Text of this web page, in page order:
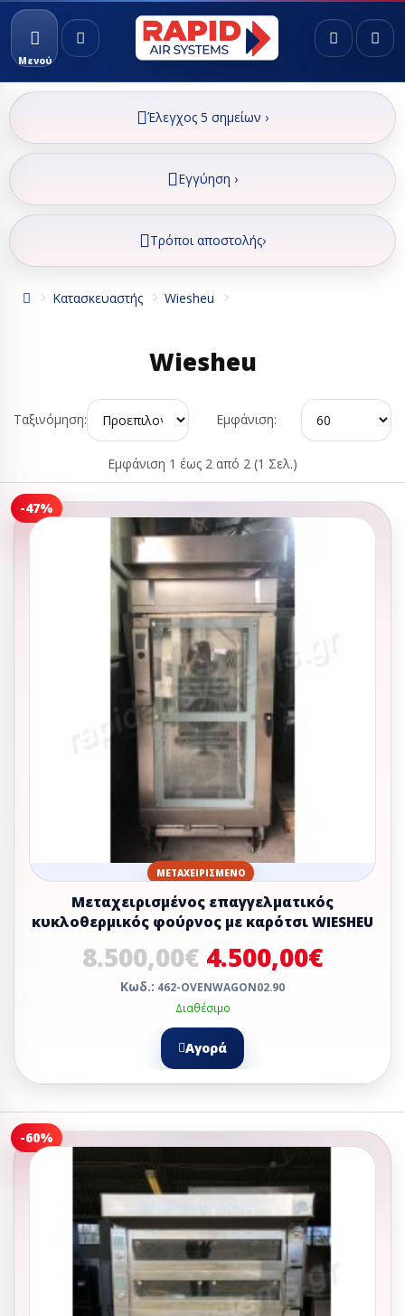
Μενού
Έλεγχος 5 σημείων ›
Εγγύηση ›
Τρόποι αποστολής›
Κατασκευαστής Wiesheu
Wiesheu
Ταξινόμηση: Εμφάνιση:
Εμφάνιση 1 έως 2 από 2 (1 Σελ.)
-47%
ΜΕΤΑΧΕΙΡΙΣΜΈΝΟ
Μεταχειρισμένος επαγγελματικός
κυκλοθερμικός φούρνος με καρότσι WIESHEU
8.500,00€ 4.500,00€
Κωδ.: 462-OVENWAGON02.90
Διαθέσιμο
Αγορά
-60%